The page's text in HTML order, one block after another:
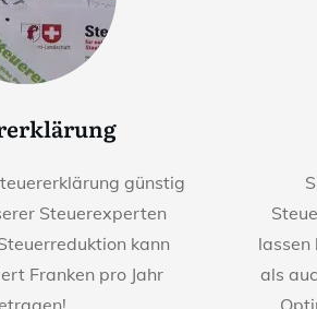
günstig
Steuerexperten
kann
Franken pro Jahr
lassen
als